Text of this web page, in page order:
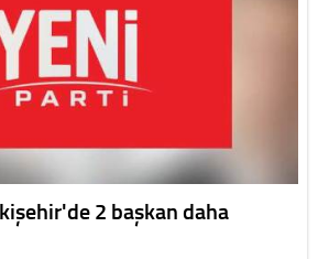
2 başkan daha